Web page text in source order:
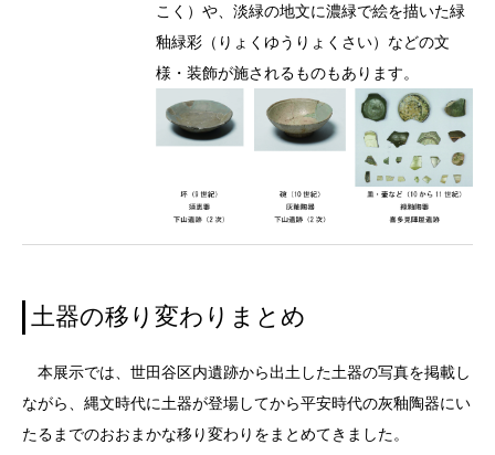
こく）や、淡緑の地文に濃緑で絵を描いた緑
釉緑彩（りょくゆうりょくさい）などの文
様・装飾が施されるものもあります。
土器の移り変わりまとめ
本展示では、世田谷区内遺跡から出土した土器の写真を掲載し
ながら、縄文時代に土器が登場してから平安時代の灰釉陶器にい
たるまでのおおまかな移り変わりをまとめてきました。